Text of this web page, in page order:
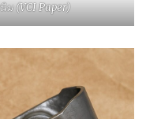
ม (VCI Paper)